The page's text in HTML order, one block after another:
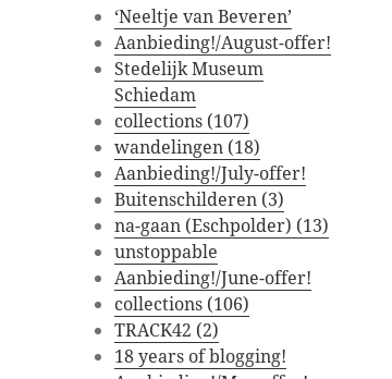
‘Neeltje van Beveren’
Aanbieding!/August-offer!
Stedelijk Museum
Schiedam
collections (107)
wandelingen (18)
Aanbieding!/July-offer!
Buitenschilderen (3)
na-gaan (Eschpolder) (13)
unstoppable
Aanbieding!/June-offer!
collections (106)
TRACK42 (2)
18 years of blogging!